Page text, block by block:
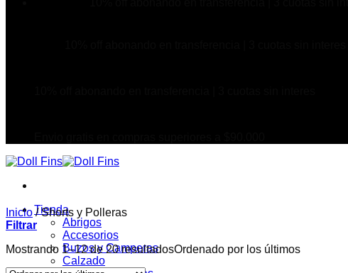
Tienda
Abrigos
Accesorios
Buzos y Camperas
Calzado
Inicio /Shorts y Polleras
Filtrar
Mostrando 1–12 de 20 resultadosOrdenado por los últimos